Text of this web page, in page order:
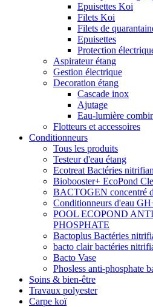
Epuisettes Koi
Filets Koi
Filets de
Epuisettes
Protection
Aspirateur étang
Gestion électrique
Decoration étang
Cascade inox
Ajutage
Eau-lumière
Flotteurs et accessoires
Conditionneurs
Tous les produits
Testeur d'eau étang
Ecotreat Bactéries
Biobooster+ EcoPond
BACTOGEN concentré
Conditionneurs d'eau
POOL ECOPOND
PHOSPHATE
Bactoplus Bactéries
bacto clair bactéries
Bacto Vase
Phosless anti-phosphate
Soins & bien-être
Travaux polyester
Carpe koï